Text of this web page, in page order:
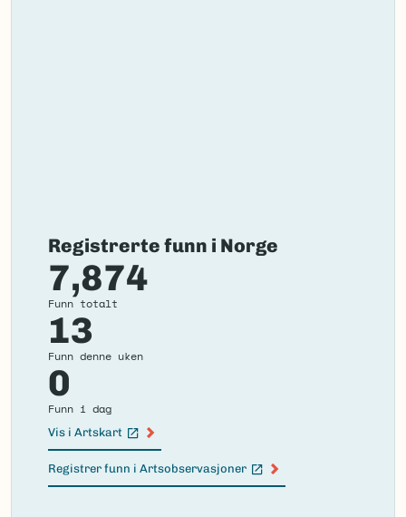
Registrerte funn i Norge
7,874
Funn totalt
13
Funn denne uken
0
Funn i dag
Vis i Artskart
(Ekstern lenke)
Registrer funn i Artsobservasjoner
(Ekstern lenke)